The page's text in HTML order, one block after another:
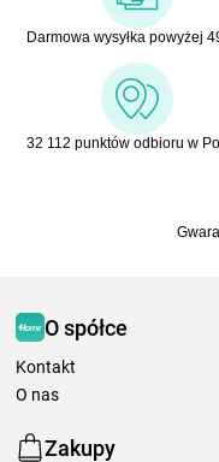
Darmowa wysyłka powyżej
32 112 punktów odbioru w
O spółce
Kontakt
O nas
Zakupy